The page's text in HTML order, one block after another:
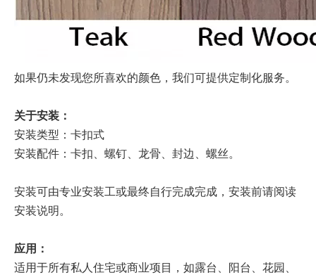
如果仍未发现您所喜欢的颜色，我们可提供定制化服务。
关于安装：
安装类型：卡扣式
安装配件：卡扣、螺钉、龙骨、封边、螺丝。
安装可由专业安装工或最终自行完成完成，安装前请阅读
安装说明。
应用：
适用于所有私人住宅或商业项目，如露台、阳台、花园、